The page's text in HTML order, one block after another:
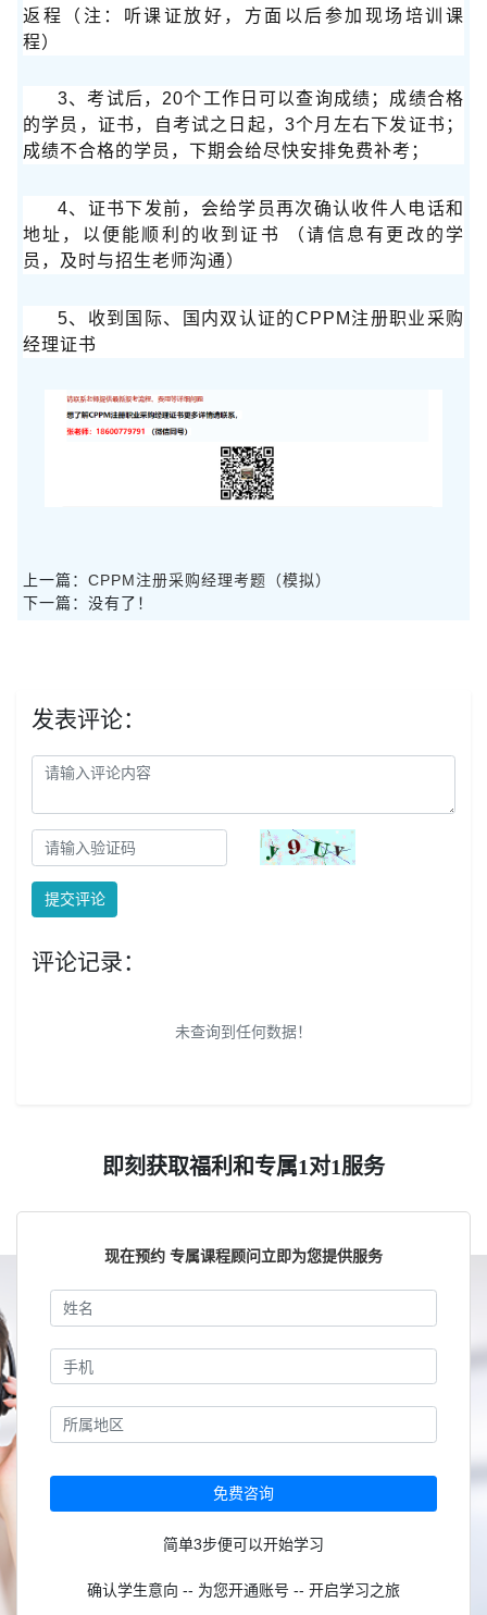
返程（注：听课证放好，方面以后参加现场培训课
程）
3、考试后，20个工作日可以查询成绩；成绩合格
的学员，证书，自考试之日起，3个月左右下发证书；
成绩不合格的学员，下期会给尽快安排免费补考；
4、证书下发前，会给学员再次确认收件人电话和
地址，以便能顺利的收到证书 （请信息有更改的学
员，及时与招生老师沟通）
5、收到国际、国内双认证的CPPM注册职业采购
经理证书
上一篇： CPPM注册采购经理考题（模拟）
下一篇：没有了！
发表评论：
提交评论
评论记录：
未查询到任何数据！
即刻获取福利和专属1对1服务
现在预约 专属课程顾问立即为您提供服务
免费咨询
简单3步便可以开始学习
确认学生意向 -- 为您开通账号 -- 开启学习之旅